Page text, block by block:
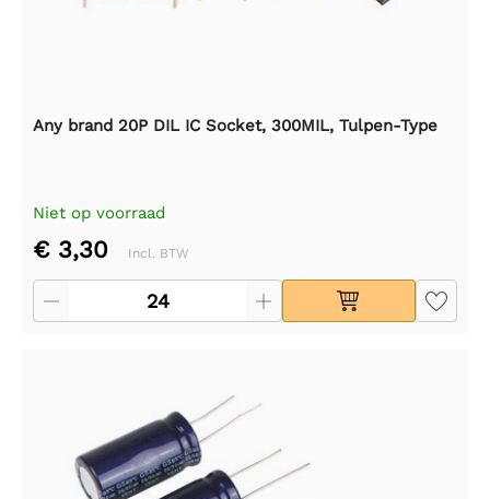
Any brand 20P DIL IC Socket, 300MIL, Tulpen-Type
Niet op voorraad
€ 3,30 Incl. BTW